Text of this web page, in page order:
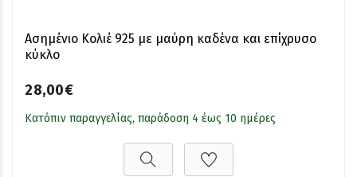
Ασημένιο Κολιέ 925 με μαύρη καδένα και επίχρυσο
κύκλο
28,00€
Κατόπιν παραγγελίας, παράδοση 4 έως 10 ημέρες